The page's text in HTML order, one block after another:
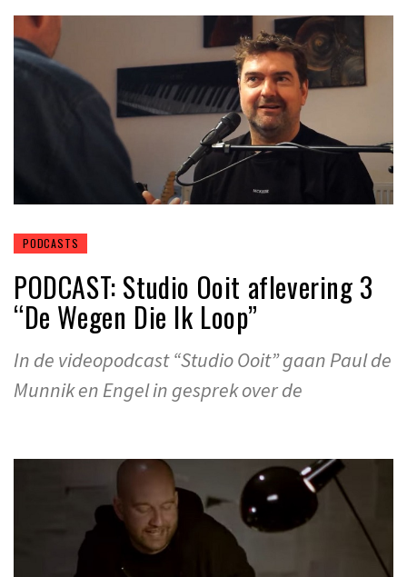
PODCASTS
PODCAST: Studio Ooit aflevering 3
“De Wegen Die Ik Loop”
In de videopodcast “Studio Ooit” gaan Paul de
Munnik en Engel in gesprek over de